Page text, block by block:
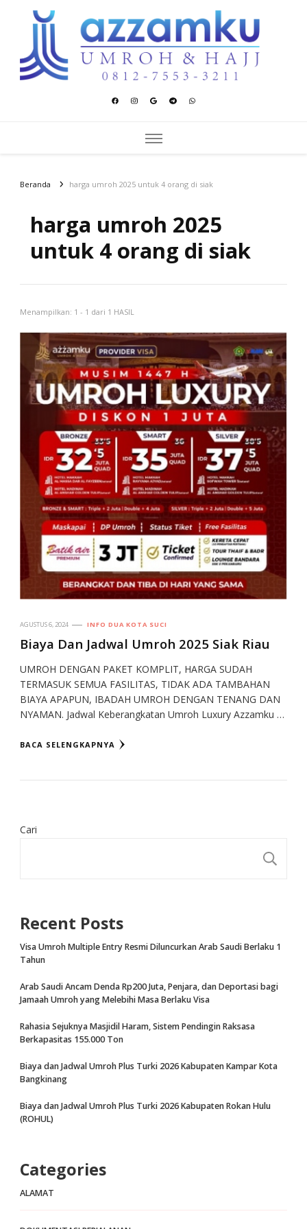
Azzamku Umroh dan Hajj
Beranda harga umroh 2025 untuk 4 orang di siak
harga umroh 2025
untuk 4 orang di siak
Menampilkan: 1 - 1 dari 1 HASIL
AGUSTUS 6, 2024 INFO DUA KOTA SUCI
Biaya Dan Jadwal Umroh 2025 Siak Riau
UMROH DENGAN PAKET KOMPLIT, HARGA SUDAH
TERMASUK SEMUA FASILITAS, TIDAK ADA TAMBAHAN
BIAYA APAPUN, IBADAH UMROH DENGAN TENANG DAN
NYAMAN. Jadwal Keberangkatan Umroh Luxury Azzamku …
BACA SELENGKAPNYA
Cari
Recent Posts
Visa Umroh Multiple Entry Resmi Diluncurkan Arab Saudi Berlaku 1
Tahun
Arab Saudi Ancam Denda Rp200 Juta, Penjara, dan Deportasi bagi
Jamaah Umroh yang Melebihi Masa Berlaku Visa
Rahasia Sejuknya Masjidil Haram, Sistem Pendingin Raksasa
Berkapasitas 155.000 Ton
Biaya dan Jadwal Umroh Plus Turki 2026 Kabupaten Kampar Kota
Bangkinang
Biaya dan Jadwal Umroh Plus Turki 2026 Kabupaten Rokan Hulu
(ROHUL)
Categories
ALAMAT